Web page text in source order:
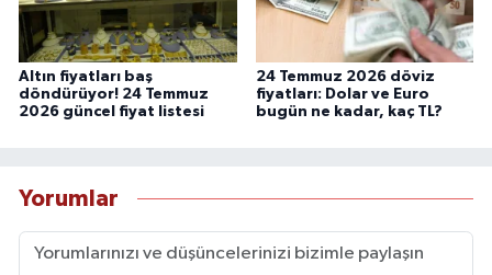
Altın fiyatları baş
döndürüyor! 24 Temmuz
2026 güncel fiyat listesi
24 Temmuz 2026 döviz
fiyatları: Dolar ve Euro
bugün ne kadar, kaç TL?
Yorumlar